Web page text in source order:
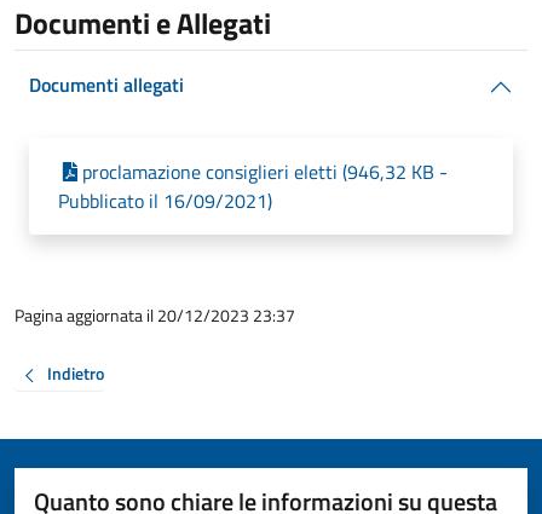
Documenti e Allegati
Documenti allegati
proclamazione consiglieri eletti (946,32 KB -
Pubblicato il 16/09/2021)
Pagina aggiornata il 20/12/2023 23:37
Indietro
Quanto sono chiare le informazioni su questa